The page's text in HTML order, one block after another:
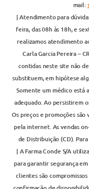
mail:
| Atendimento para
feira, das 08h às 18h, e
realizamos atendimento
Carla Garcia Pereira –
contidas neste site não
substituem, em hipótese
Somente um médico está
adequado. Ao persistirem
Os preços e promoções
pela internet. As vendas
de Distribuição (CD).
| A Farma Conde S/A
para garantir segurança
clientes são